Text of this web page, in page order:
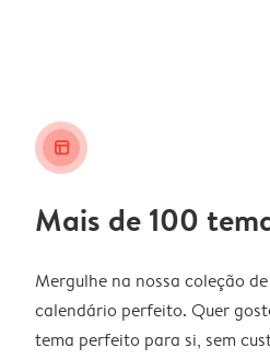
layout_alt
Mais de 100
Mergulhe na nossa coleção
calendário perfeito. Quer
tema perfeito para si, sem